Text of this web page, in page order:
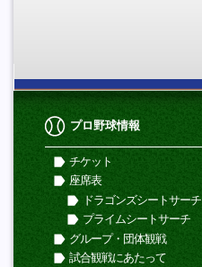
プロ野球情報
チケット
座席表
ドラゴンズシートサーチ
プライムシートサーチ
グループ・団体観戦
試合観戦にあたって